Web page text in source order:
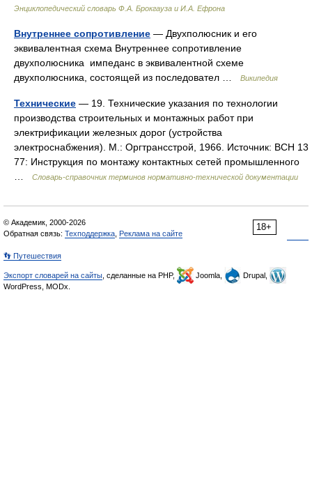
Энциклопедический словарь Ф.А. Брокгауза и И.А. Ефрона
Внутреннее сопротивление — Двухполюсник и его
эквивалентная схема Внутреннее сопротивление
двухполюсника импеданс в эквивалентной схеме
двухполюсника, состоящей из последовател …
Википедия
Технические — 19. Технические указания по технологии
производства строительных и монтажных работ при
электрификации железных дорог (устройства
электроснабжения). М.: Оргтрансстрой, 1966. Источник: ВСН 13
77: Инструкция по монтажу контактных сетей промышленного
Словарь-справочник терминов нормативно-технической документации
18+
© Академик, 2000-2026
Обратная связь: Техподдержка Реклама на сайте
👣 Путешествия
Экспорт словарей на сайты , сделанные на PHP, Joomla,
Drupal,
WordPress, MODx.